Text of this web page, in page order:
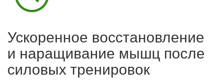
Ускоренное восстановление
и наращивание мышц после
силовых тренировок